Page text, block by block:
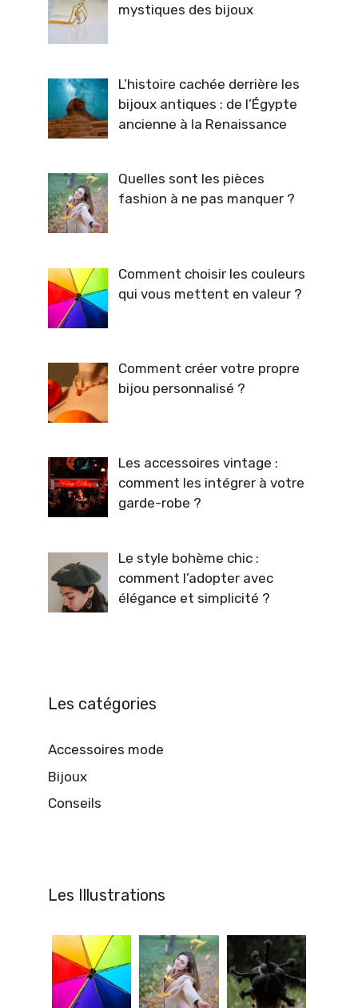
mystiques des bijoux
L’histoire cachée derrière les
bijoux antiques : de l’Égypte
ancienne à la Renaissance
Quelles sont les pièces
fashion à ne pas manquer ?
Comment choisir les couleurs
qui vous mettent en valeur ?
Comment créer votre propre
bijou personnalisé ?
Les accessoires vintage :
comment les intégrer à votre
garde-robe ?
Le style bohème chic :
comment l’adopter avec
élégance et simplicité ?
Les catégories
Accessoires mode
Bijoux
Conseils
Les Illustrations